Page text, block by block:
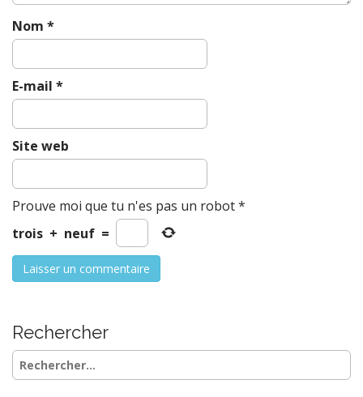
Nom *
E-mail *
Site web
Prouve moi que tu n'es pas un robot*
trois + neuf =
Rechercher
Rechercher :